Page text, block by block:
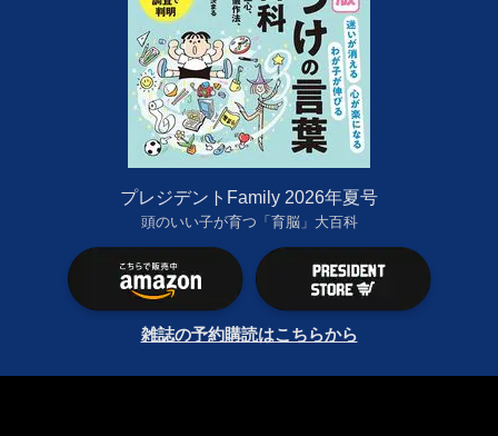
プレジデントFamily 2026年夏号
頭のいい子が育つ「育脳」大百科
雑誌の予約購読はこちらから